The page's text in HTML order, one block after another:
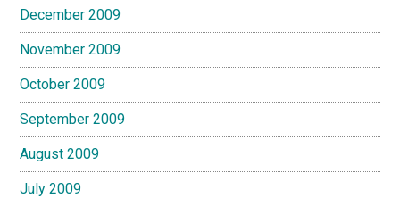
December 2009
November 2009
October 2009
September 2009
August 2009
July 2009